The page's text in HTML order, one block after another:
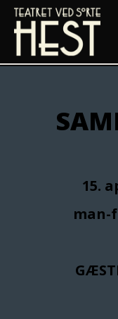
15.
man-